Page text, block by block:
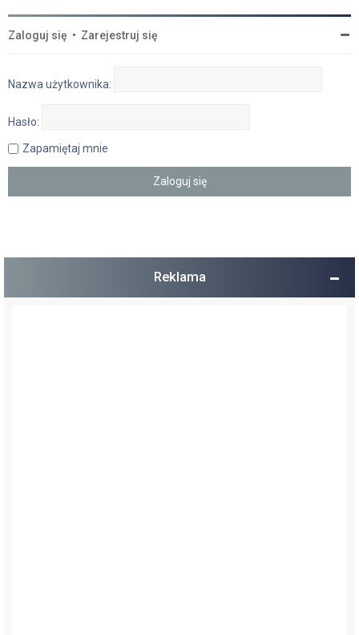
Zaloguj się • Zarejestruj się
Nazwa użytkownika:
Hasło:
Zapamiętaj mnie
Reklama